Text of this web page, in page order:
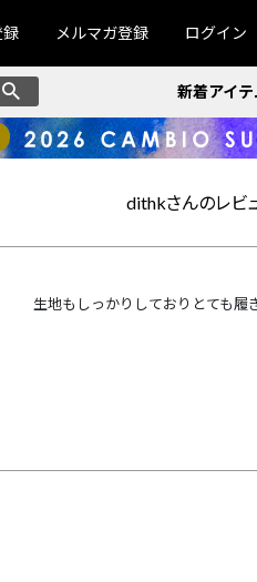
録 メルマガ登録 ログイン
新着アイテ
dithkさんのレビ
生地もしっかりしておりとても履